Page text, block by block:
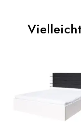
Alter
Farben
Lieferzeiten
You Must Login